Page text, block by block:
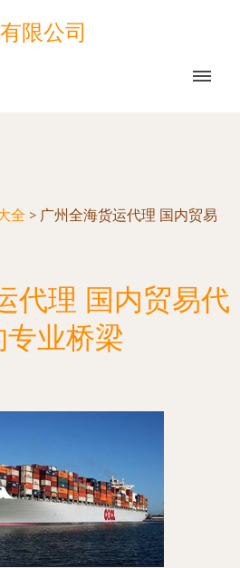
限公司
全 > 广州全海货运代理 国内贸易
代理 国内贸易代
专业桥梁